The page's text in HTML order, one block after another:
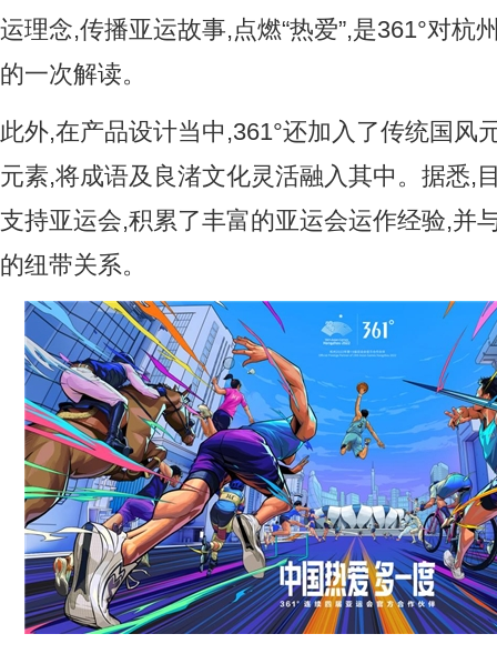
运理念,传播亚运故事,点燃“热爱”,是361°对杭
的一次解读。
此外,在产品设计当中,361°还加入了传统国风
元素,将成语及良渚文化灵活融入其中。据悉,
支持亚运会,积累了丰富的亚运会运作经验,并
的纽带关系。